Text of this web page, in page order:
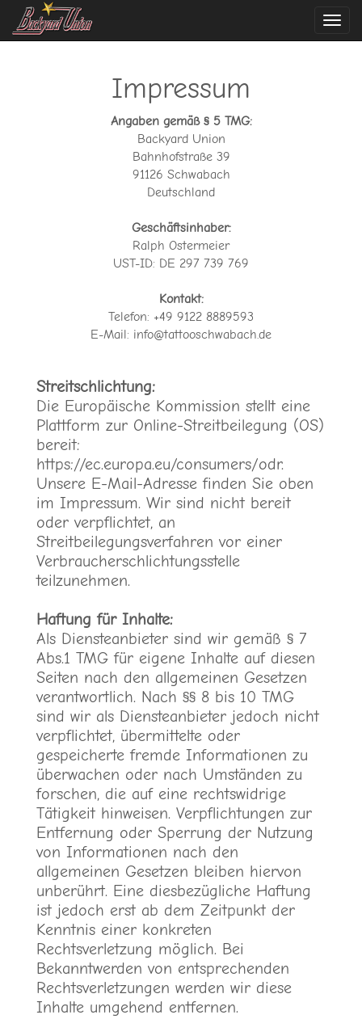
Impressum
Angaben gemäß § 5 TMG:
Backyard Union
Bahnhofstraße 39
91126 Schwabach
Deutschland
Geschäftsinhaber:
Ralph Ostermeier
UST-ID: DE 297 739 769
Kontakt:
Telefon: +49 9122 8889593
E-Mail: info@tattooschwabach.de
Streitschlichtung:
Die Europäische Kommission stellt eine
Plattform zur Online-Streitbeilegung (OS)
bereit:
https://ec.europa.eu/consumers/odr.
Unsere E-Mail-Adresse finden Sie oben
im Impressum. Wir sind nicht bereit
oder verpflichtet, an
Streitbeilegungsverfahren vor einer
Verbraucherschlichtungsstelle
teilzunehmen.
Haftung für Inhalte:
Als Diensteanbieter sind wir gemäß § 7
Abs.1 TMG für eigene Inhalte auf diesen
Seiten nach den allgemeinen Gesetzen
verantwortlich. Nach §§ 8 bis 10 TMG
sind wir als Diensteanbieter jedoch nicht
verpflichtet, übermittelte oder
gespeicherte fremde Informationen zu
überwachen oder nach Umständen zu
forschen, die auf eine rechtswidrige
Tätigkeit hinweisen. Verpflichtungen zur
Entfernung oder Sperrung der Nutzung
von Informationen nach den
allgemeinen Gesetzen bleiben hiervon
unberührt. Eine diesbezügliche Haftung
ist jedoch erst ab dem Zeitpunkt der
Kenntnis einer konkreten
Rechtsverletzung möglich. Bei
Bekanntwerden von entsprechenden
Rechtsverletzungen werden wir diese
Inhalte umgehend entfernen.